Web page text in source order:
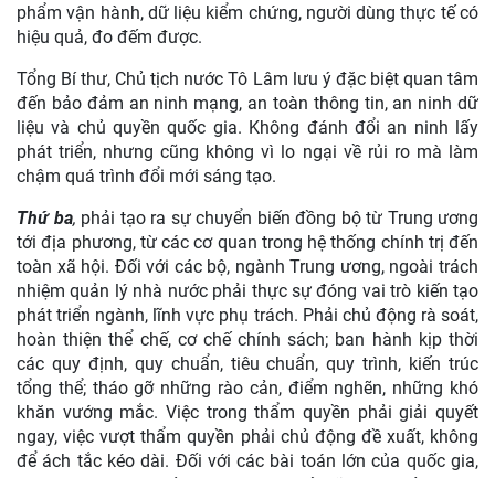
phẩm vận hành, dữ liệu kiểm chứng, người dùng thực tế có
hiệu quả, đo đếm được.
Tổng Bí thư, Chủ tịch nước Tô Lâm lưu ý đặc biệt quan tâm
đến bảo đảm an ninh mạng, an toàn thông tin, an ninh dữ
liệu và chủ quyền quốc gia. Không đánh đổi an ninh lấy
phát triển, nhưng cũng không vì lo ngại về rủi ro mà làm
chậm quá trình đổi mới sáng tạo.
Thứ ba, phải tạo ra sự chuyển biến đồng bộ từ Trung ương
tới địa phương, từ các cơ quan trong hệ thống chính trị đến
toàn xã hội. Đối với các bộ, ngành Trung ương, ngoài trách
nhiệm quản lý nhà nước phải thực sự đóng vai trò kiến tạo
phát triển ngành, lĩnh vực phụ trách. Phải chủ động rà soát,
hoàn thiện thể chế, cơ chế chính sách; ban hành kịp thời
các quy định, quy chuẩn, tiêu chuẩn, quy trình, kiến trúc
tổng thể; tháo gỡ những rào cản, điểm nghẽn, những khó
khăn vướng mắc. Việc trong thẩm quyền phải giải quyết
ngay, việc vượt thẩm quyền phải chủ động đề xuất, không
để ách tắc kéo dài. Đối với các bài toán lớn của quốc gia,